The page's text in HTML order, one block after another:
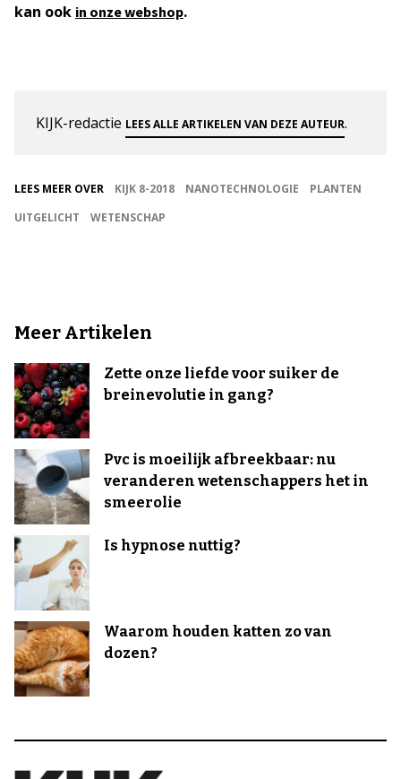
kan ook in onze webshop.
KIJK-redactie LEES ALLE ARTIKELEN VAN DEZE AUTEUR.
LEES MEER OVER KIJK 8-2018 NANOTECHNOLOGIE
PLANTEN
UITGELICHT
WETENSCHAP
Meer Artikelen
Zette onze liefde voor suiker de
breinevolutie in gang?
Pvc is moeilijk afbreekbaar: nu
veranderen wetenschappers het in
smeerolie
Is hypnose nuttig?
Waarom houden katten zo van
dozen?